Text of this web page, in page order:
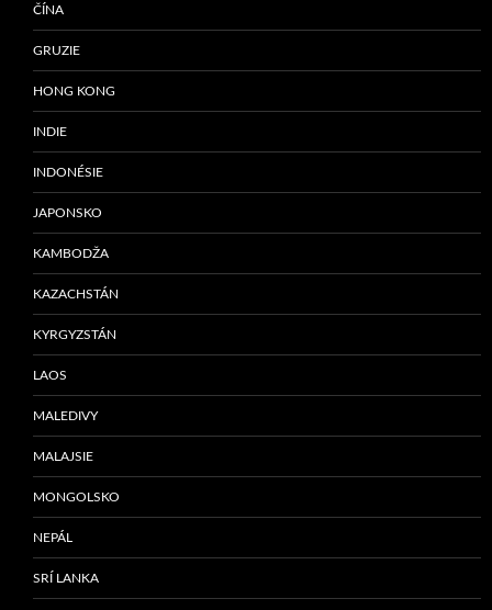
ČÍNA
GRUZIE
HONG KONG
INDIE
INDONÉSIE
JAPONSKO
KAMBODŽA
KAZACHSTÁN
KYRGYZSTÁN
LAOS
MALEDIVY
MALAJSIE
MONGOLSKO
NEPÁL
SRÍ LANKA